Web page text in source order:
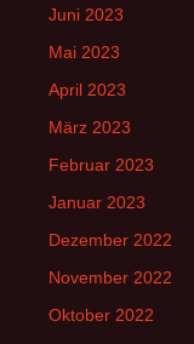
Juni 2023
Mai 2023
April 2023
März 2023
Februar 2023
Januar 2023
Dezember 2022
November 2022
Oktober 2022